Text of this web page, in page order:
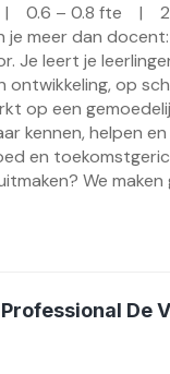
| 0.6 – 0.8 fte |
je meer dan
Je leert je
ontwikkeling, op
op een
kennen, helpen
en
We
De